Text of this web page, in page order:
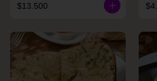
$13.500